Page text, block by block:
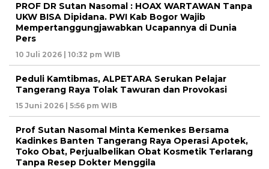
PROF DR Sutan Nasomal : HOAX WARTAWAN Tanpa
UKW BISA Dipidana. PWI Kab Bogor Wajib
Mempertanggungjawabkan Ucapannya di Dunia
Pers
10 Juli 2026 | 10:32 pm WIB
Peduli Kamtibmas, ALPETARA Serukan Pelajar
Tangerang Raya Tolak Tawuran dan Provokasi
15 Juni 2026 | 5:56 pm WIB
Prof Sutan Nasomal Minta Kemenkes Bersama
Kadinkes Banten Tangerang Raya Operasi Apotek,
Toko Obat, Perjualbelikan Obat Kosmetik Terlarang
Tanpa Resep Dokter Menggila